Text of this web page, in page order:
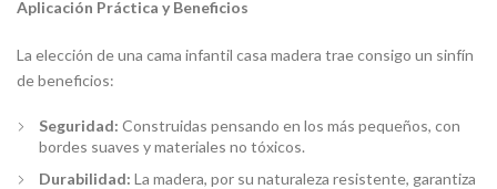
Aplicación Práctica y Beneficios
La elección de una cama infantil casa madera trae consigo un sinfín
de beneficios:
Seguridad: Construidas pensando en los más pequeños, con
bordes suaves y materiales no tóxicos.
Durabilidad: La madera, por su naturaleza resistente, garantiza